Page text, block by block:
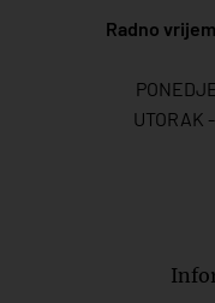
Radno
UTORAK